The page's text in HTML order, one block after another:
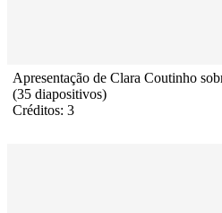
Apresentação de Clara Coutinho
(35 diapositivos)
Créditos: 3